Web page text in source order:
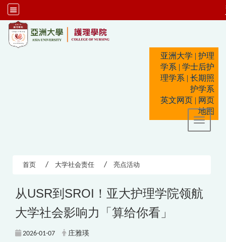
亚洲大学 | 护理
学系 | 学士后护
理学系 | 长期照
护学系
英文网页 | 网页
地图
Toggle
首页 大学社会责任 亮点活动
从USR到SROI！亚大护理学院领航
大学社会影响力「算给你看」
2026-01-07 庄雅瑛